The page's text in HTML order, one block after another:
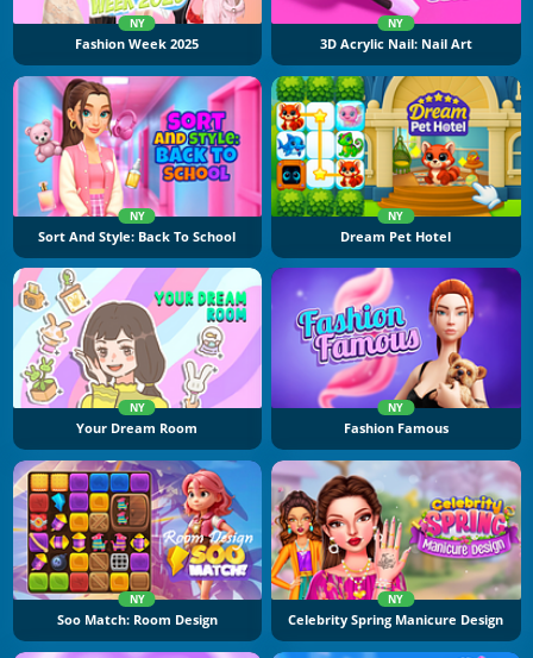
NY
Fashion Week 2025
NY
3D Acrylic Nail: Nail Art
NY
Sort And Style: Back To School
NY
Dream Pet Hotel
NY
Your Dream Room
NY
Fashion Famous
NY
Soo Match: Room Design
NY
Celebrity Spring Manicure Design